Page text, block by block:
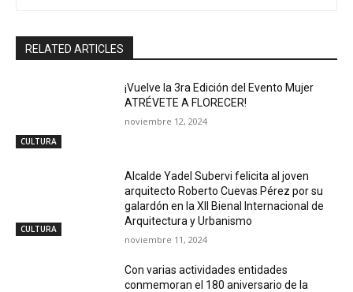
RELATED ARTICLES
CULTURA
¡Vuelve la 3ra Edición del Evento Mujer
ATRÉVETE A FLORECER!
noviembre 12, 2024
CULTURA
Alcalde Yadel Subervi felicita al joven
arquitecto Roberto Cuevas Pérez por su
galardón en la XII Bienal Internacional de
Arquitectura y Urbanismo
noviembre 11, 2024
Con varias actividades entidades
conmemoran el 180 aniversario de la